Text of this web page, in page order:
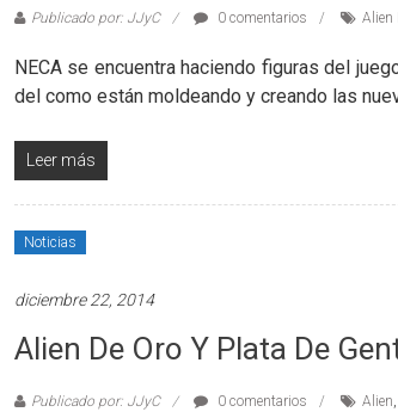
Publicado por: JJyC 0 comentarios Alien
NECA se encuentra haciendo figuras del
del como están moldeando y creando las
Leer más
Noticias
diciembre 22, 2014
Alien De Oro Y Plata De
Publicado por: JJyC 0 comentarios Alien,